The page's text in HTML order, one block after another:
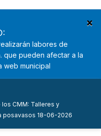
×
labores de
que pueden afectar a la
web municipal
CMM: Talleres y
posavasos 18-06-2026